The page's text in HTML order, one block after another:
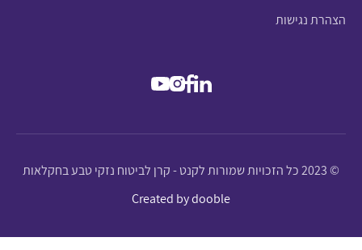
הצהרת נגישות
© 2023 כל הזכויות שמורות לקנט - קרן לביטוח נזקי טבע בחקלאות
Created by dooble